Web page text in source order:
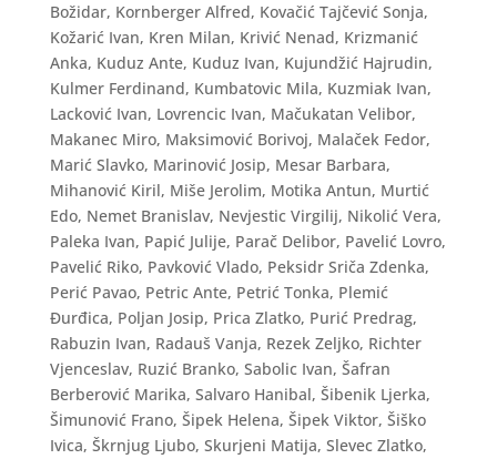
Božidar, Kornberger Alfred, Kovačić Tajčević Sonja,
Kožarić Ivan, Kren Milan, Krivić Nenad, Krizmanić
Anka, Kuduz Ante, Kuduz Ivan, Kujundžić Hajrudin,
Kulmer Ferdinand, Kumbatovic Mila, Kuzmiak Ivan,
Lacković Ivan, Lovrencic Ivan, Mačukatan Velibor,
Makanec Miro, Maksimović Borivoj, Malaček Fedor,
Marić Slavko, Marinović Josip, Mesar Barbara,
Mihanović Kiril, Miše Jerolim, Motika Antun, Murtić
Edo, Nemet Branislav, Nevjestic Virgilij, Nikolić Vera,
Paleka Ivan, Papić Julije, Parač Delibor, Pavelić Lovro,
Pavelić Riko, Pavković Vlado, Peksidr Sriča Zdenka,
Perić Pavao, Petric Ante, Petrić Tonka, Plemić
Đurđica, Poljan Josip, Prica Zlatko, Purić Predrag,
Rabuzin Ivan, Radauš Vanja, Rezek Zeljko, Richter
Vjenceslav, Ruzić Branko, Sabolic Ivan, Šafran
Berberović Marika, Salvaro Hanibal, Šibenik Ljerka,
Šimunović Frano, Šipek Helena, Šipek Viktor, Šiško
Ivica, Škrnjug Ljubo, Skurjeni Matija, Slevec Zlatko,